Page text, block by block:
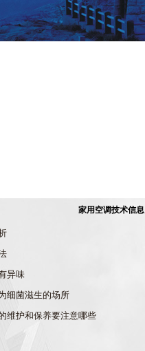
家用空调技术信息
异味
细菌滋生的场所
维护和保养要注意哪些